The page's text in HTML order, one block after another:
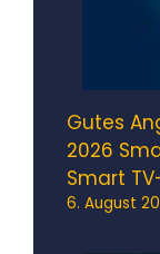
Gutes
2026
Smart
6. August